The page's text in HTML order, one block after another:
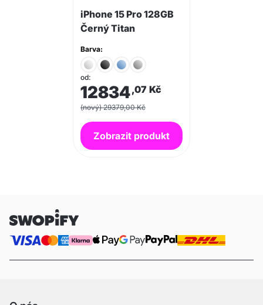
iPhone 15 Pro 128GB
Černý Titan
Barva:
od:
12834,07 Kč
(nový) 29379,00 Kč
Zobrazit produkt